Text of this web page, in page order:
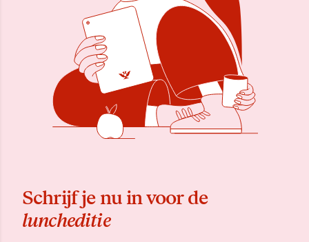
Schrijf je nu in voor de
luncheditie